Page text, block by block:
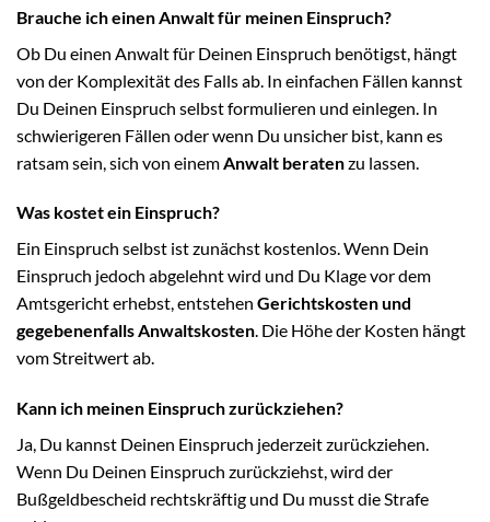
Brauche ich einen Anwalt für meinen Einspruch?
Ob Du einen Anwalt für Deinen Einspruch benötigst, hängt
von der Komplexität des Falls ab. In einfachen Fällen kannst
Du Deinen Einspruch selbst formulieren und einlegen. In
schwierigeren Fällen oder wenn Du unsicher bist, kann es
ratsam sein, sich von einem Anwalt beratenzu lassen.
Was kostet ein Einspruch?
Ein Einspruch selbst ist zunächst kostenlos. Wenn Dein
Einspruch jedoch abgelehnt wird und Du Klage vor dem
Amtsgericht erhebst, entstehen Gerichtskosten und
gegebenenfalls Anwaltskosten. Die Höhe der Kosten hängt
vom Streitwert ab.
Kann ich meinen Einspruch zurückziehen?
Ja, Du kannst Deinen Einspruch jederzeit zurückziehen.
Wenn Du Deinen Einspruch zurückziehst, wird der
Bußgeldbescheid rechtskräftig und Du musst die Strafe